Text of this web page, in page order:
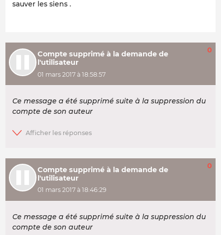
sauver les siens .
Compte supprimé à la demande de
l'utilisateur
01 mars 2017 à 18:58:57
0
Ce message a été supprimé suite à la suppression du
compte de son auteur
Compte supprimé à la demande de
l'utilisateur
01 mars 2017 à 18:46:29
0
Ce message a été supprimé suite à la suppression du
compte de son auteur